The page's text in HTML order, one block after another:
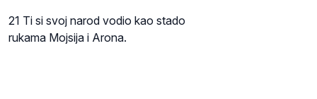
21 Ti si svoj narod vodio kao stado
rukama Mojsija i Arona.